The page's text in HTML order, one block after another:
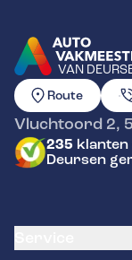
VAN
GA NAAR DE
Route
Vluchtoord 2,
235
Deursen